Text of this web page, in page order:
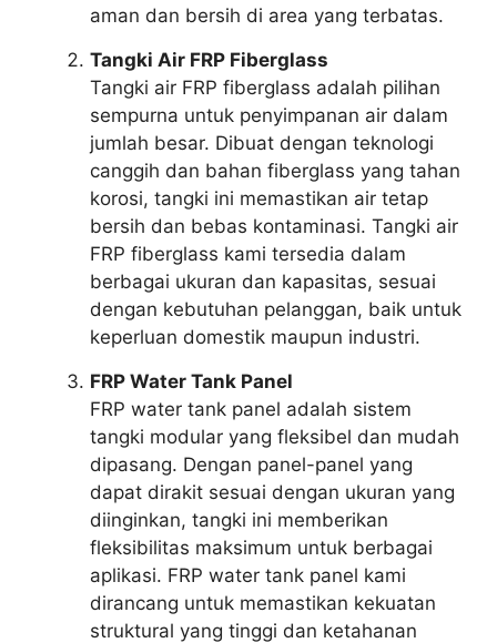
aman dan bersih di area yang terbatas.
Tangki Air FRP Fiberglass
Tangki air FRP fiberglass adalah pilihan
sempurna untuk penyimpanan air dalam
jumlah besar. Dibuat dengan teknologi
canggih dan bahan fiberglass yang tahan
korosi, tangki ini memastikan air tetap
bersih dan bebas kontaminasi. Tangki air
FRP fiberglass kami tersedia dalam
berbagai ukuran dan kapasitas, sesuai
dengan kebutuhan pelanggan, baik untuk
keperluan domestik maupun industri.
FRP Water Tank Panel
FRP water tank panel adalah sistem
tangki modular yang fleksibel dan mudah
dipasang. Dengan panel-panel yang
dapat dirakit sesuai dengan ukuran yang
diinginkan, tangki ini memberikan
fleksibilitas maksimum untuk berbagai
aplikasi. FRP water tank panel kami
dirancang untuk memastikan kekuatan
struktural yang tinggi dan ketahanan